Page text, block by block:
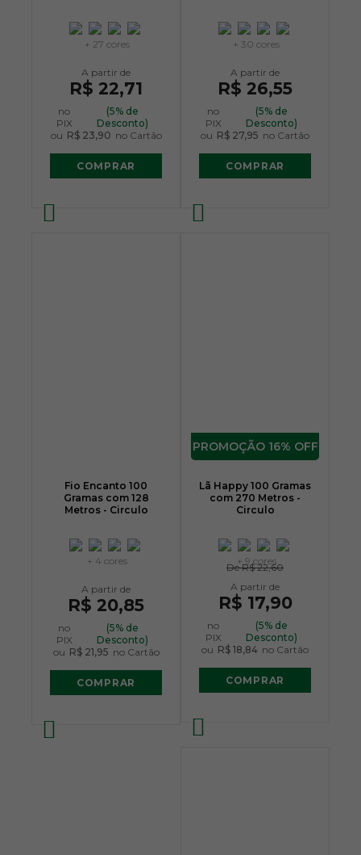
+ 27 cores
R$ 22,71
no
PIX
(5% de
Desconto)
ou R$ 23,90 no Cartão
COMPRAR
+ 30 cores
R$ 26,55
no
PIX
(5% de
Desconto)
ou R$ 27,95 no Cartão
COMPRAR
Fio Encanto 100
Gramas com 128
Metros - Circulo
+ 4 cores
R$ 20,85
no
PIX
(5% de
Desconto)
ou R$ 21,95 no Cartão
COMPRAR
16% OFF
Lã Happy 100 Gramas
com 270 Metros -
Circulo
+ 9 cores
DeR$ 22,60
R$ 17,90
no
PIX
(5% de
Desconto)
ou R$ 18,84 no Cartão
COMPRAR